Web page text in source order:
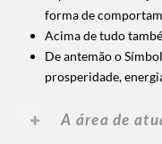
forma de
Acima de tudo
De antemão o
prosperidade,
A área de